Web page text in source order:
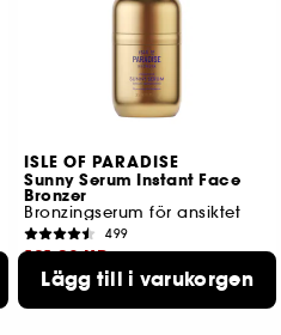
ISLE OF PARADISE
Sunny Serum Instant Face
Bronzer
Bronzingserum för ansiktet
499
191,20 KR
Lägsta pris : 239,00 KR
Lägg till i varukorgen